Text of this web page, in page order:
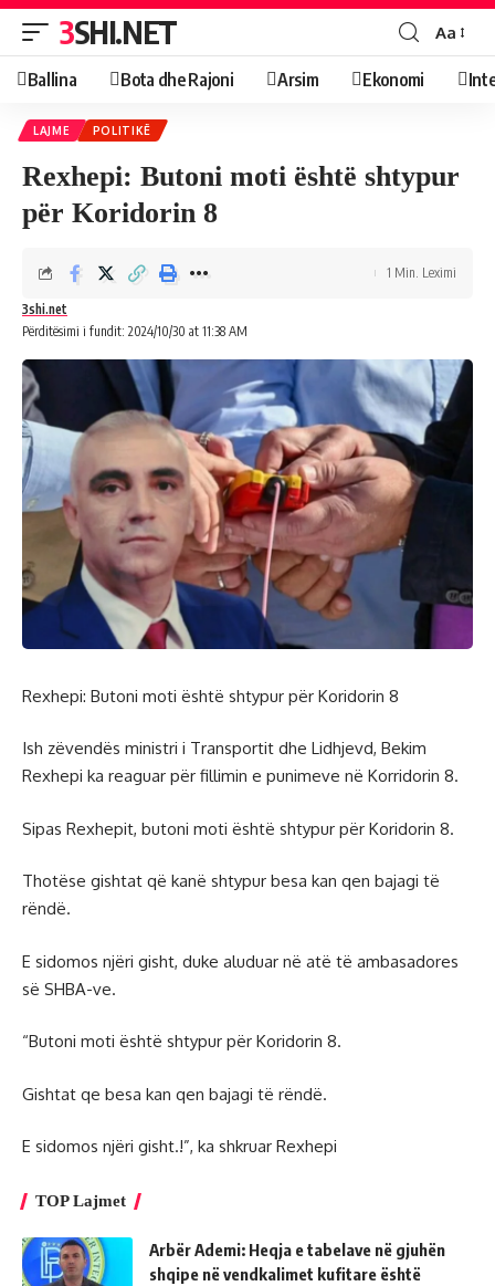
3SHI.NET Aa
Ballina Bota dhe Rajoni Arsim Ekonomi
LAJME POLITIKË
Rexhepi: Butoni moti është shtypur
për Koridorin 8
Përditësimi i fundit: 2024/10/30 at 11:38 AM
3shi.net
1 Min. Leximi
Rexhepi: Butoni moti është shtypur për Koridorin 8
Ish zëvendës ministri i Transportit dhe Lidhjevd, Bekim
Rexhepi ka reaguar për fillimin e punimeve në Korridorin 8.
Sipas Rexhepit, butoni moti është shtypur për Koridorin 8.
Thotëse gishtat që kanë shtypur besa kan qen bajagi të
rëndë.
E sidomos njëri gisht, duke aluduar në atë të ambasadores
së SHBA-ve.
“Butoni moti është shtypur për Koridorin 8.
Gishtat qe besa kan qen bajagi të rëndë.
E sidomos njëri gisht.!”, ka shkruar Rexhepi
TOP Lajmet
Arbër Ademi: Heqja e tabelave në gjuhën
shqipe në vendkalimet kufitare është